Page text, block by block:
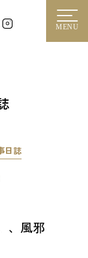
MENU
日誌
、風邪